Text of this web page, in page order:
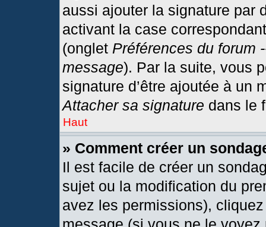
aussi ajouter la signature par
activant la case
(onglet Préférences du forum
message). Par la suite, vous
signature d’être ajoutée à un
Attacher sa signature dans le
Haut
» Comment créer un
Il est facile de créer un
sujet ou la modification du
avez les permissions),